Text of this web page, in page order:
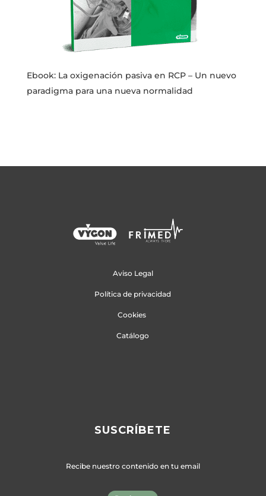
Ebook: La oxigenación pasiva en RCP – Un nuevo
paradigma para una nueva normalidad
Aviso Legal
Política de privacidad
Cookies
Catálogo
SUSCRÍBETE
Recibe nuestro contenido en tu email